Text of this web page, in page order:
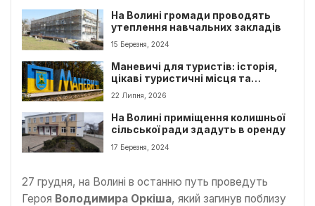
На Волині громади проводять
утеплення навчальних закладів
15 Березня, 2024
Маневичі для туристів: історія,
цікаві туристичні місця та
маршрути поблизу
22 Липня, 2026
На Волині приміщення колишньої
сільської ради здадуть в оренду
17 Березня, 2024
27 грудня, на Волині в останню путь проведуть
Героя Володимира Оркіша, який загинув поблизу